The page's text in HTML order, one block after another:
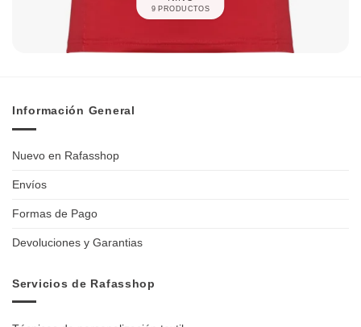
9 PRODUCTOS
Información General
Nuevo en Rafasshop
Envíos
Formas de Pago
Devoluciones y Garantias
Servicios de Rafasshop